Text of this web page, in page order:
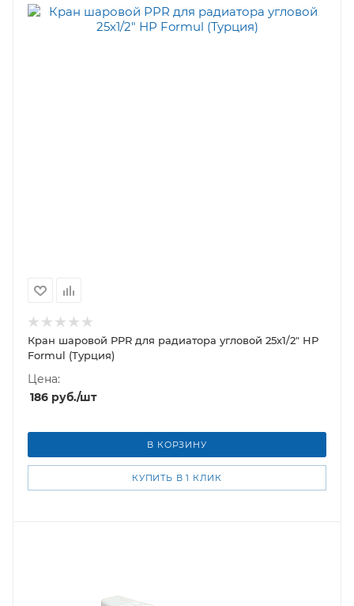
Кран шаровой PPR для радиатора угловой 25х1/2" НР
Formul (Турция)
Цена:
186 руб./шт
В КОРЗИНУ
КУПИТЬ В 1 КЛИК